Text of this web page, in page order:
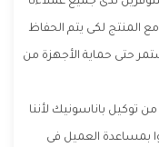
المنتج لكى يتم الحفاظ
حتى حماية الأجهزة من
توكيل باناسونيك لأننا
بمساعدة العميل فى